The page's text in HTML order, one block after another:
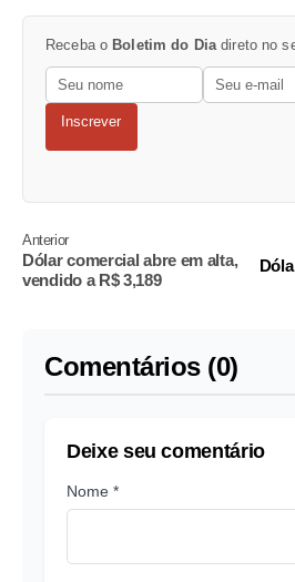
Receba o Boletim do Diadireto no
Inscrever
Anterior
Dólar comercial abre em alta,
vendido a R$ 3,189
Comentários (0)
Deixe seu comentário
Nome *